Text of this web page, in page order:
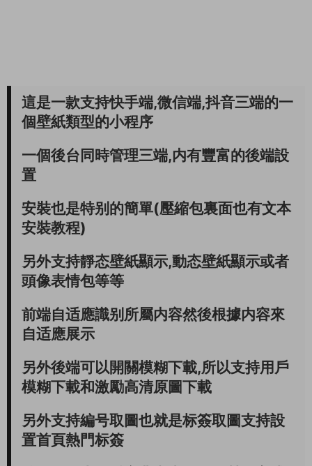
這是一款支持快手端,微信端,抖音三端的一
個壁紙類型的小程序
一個後台同時管理三端,内有豐富的後端設
置
安裝也是特别的簡單(壓縮包裏面也有文本
安裝教程)
另外支持靜态壁紙顯示,動态壁紙顯示或者
頭像表情包等等
前端自适應識别所屬内容然後根據内容來
自适應展示
另外後端可以開關模糊下載,所以支持用戶
模糊下載和激勵高清原圖下載
另外支持編号取圖也就是标簽取圖支持設
置首頁熱門标簽